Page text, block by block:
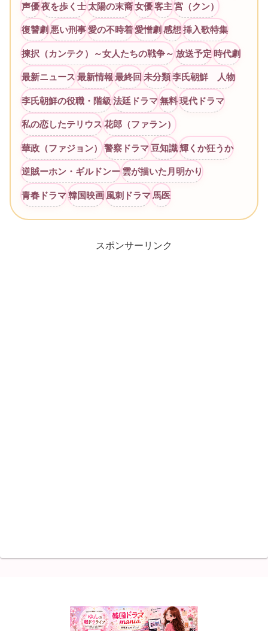
声優 夜を歩く士 太陽の末裔 女優 客主 宮（クン）
復讐劇 悪い刑事 愛の不時着 愛憎劇 感想 挿入歌特集
揀択（カンテク）～女人たちの戦争～ 放送予定 時代劇
最新ニュース 最新情報 最終回 未分類 李氏朝鮮 人物
李氏朝鮮の役職・階級 法廷ドラマ 無料 現代ドラマ
私の恋したテリウス 花郎（ファラン）
華政（ファジョン） 警察ドラマ 豆知識 輝くか狂うか
逆賊ーホン・ギルドンー 雲が描いた月明かり
青春ドラマ 韓国映画 風刺ドラマ 馬医
スポンサーリンク